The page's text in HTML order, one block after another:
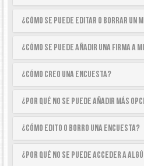
¿Cómo se puede editar o borrar un
¿Cómo se puede añadir una firma a
¿Cómo creo una encuesta?
¿Por qué no se puede añadir más
¿Cómo edito o borro una encuesta?
¿Por qué no se puede acceder a